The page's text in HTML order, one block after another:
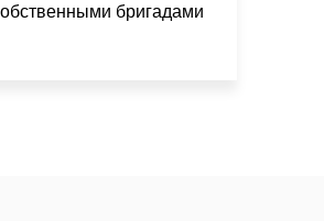
бригадами